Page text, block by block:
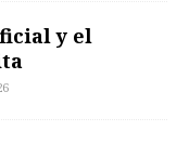
y el